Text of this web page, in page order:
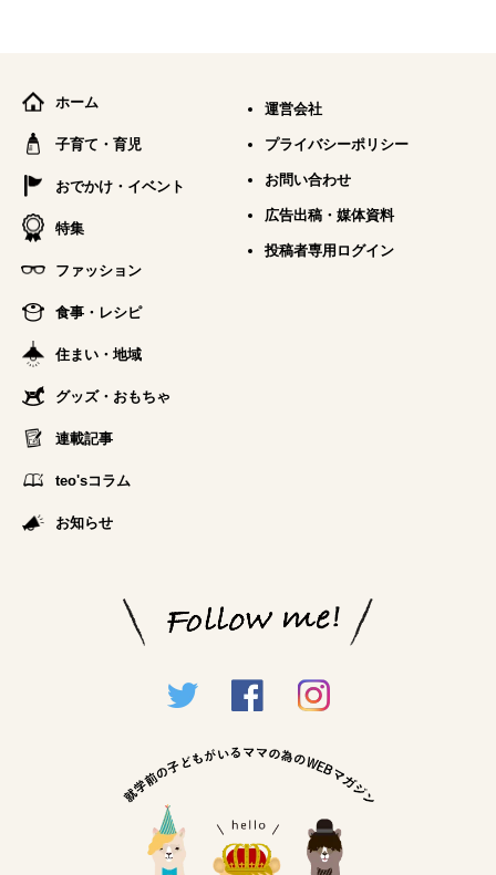
ホーム
子育て・育児
おでかけ・イベント
特集
ファッション
食事・レシピ
住まい・地域
グッズ・おもちゃ
連載記事
teo'sコラム
お知らせ
運営会社
プライバシーポリシー
お問い合わせ
広告出稿・媒体資料
投稿者専用ログイン